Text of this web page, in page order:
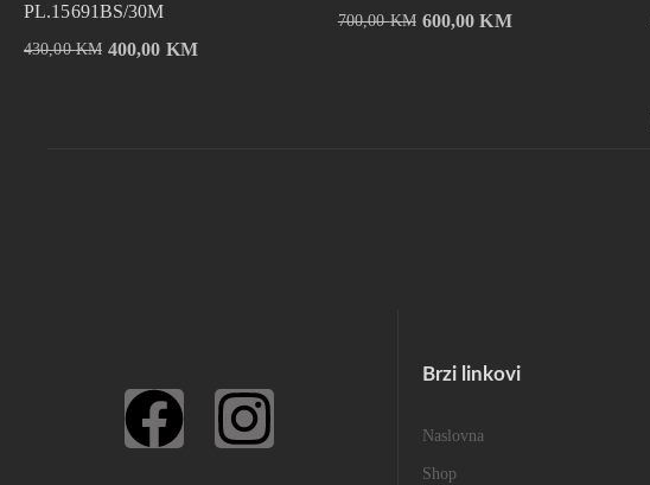
PL.15691BS/30M
430,00KM 400,00 KM
700,00KM 600,00KM
Brzi linkovi
Naslovna
Shop